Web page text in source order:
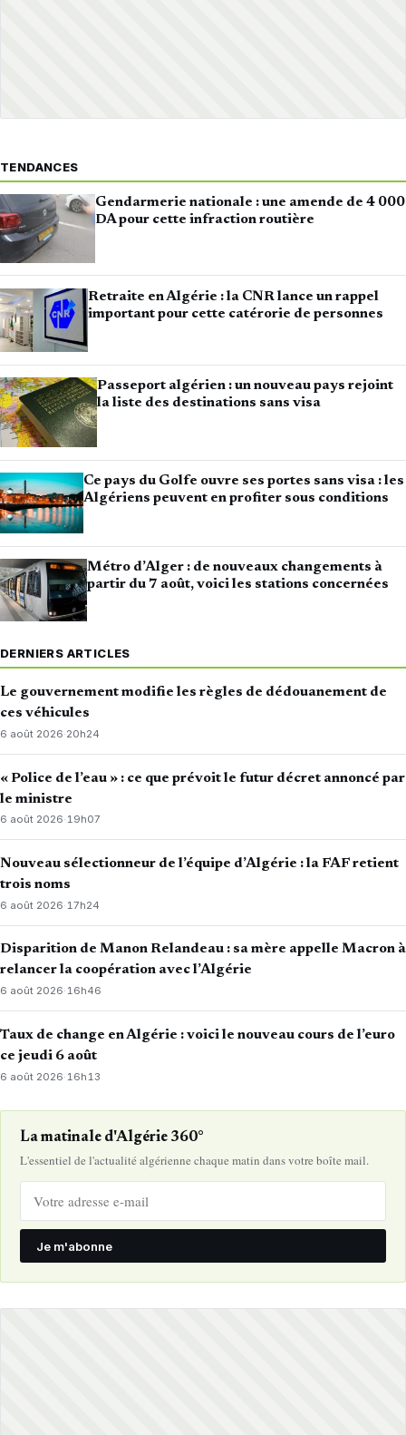
TENDANCES
Gendarmerie nationale : une amende de 4 000
DA pour cette infraction routière
Retraite en Algérie : la CNR lance un rappel
important pour cette catérorie de personnes
Passeport algérien : un nouveau pays rejoint
la liste des destinations sans visa
Ce pays du Golfe ouvre ses portes sans visa : les
Algériens peuvent en profiter sous conditions
Métro d’Alger : de nouveaux changements à
partir du 7 août, voici les stations concernées
DERNIERS ARTICLES
Le gouvernement modifie les règles de dédouanement de
ces véhicules
6 août 2026·20h24
« Police de l’eau » : ce que prévoit le futur décret annoncé par
le ministre
6 août 2026·19h07
Nouveau sélectionneur de l’équipe d’Algérie : la FAF retient
trois noms
6 août 2026·17h24
Disparition de Manon Relandeau : sa mère appelle Macron à
relancer la coopération avec l’Algérie
6 août 2026·16h46
Taux de change en Algérie : voici le nouveau cours de l’euro
ce jeudi 6 août
6 août 2026· 16h13
La matinale d'Algérie 360°
L'essentiel de l'actualité algérienne chaque matin dans votre boîte mail.
Je m'abonne